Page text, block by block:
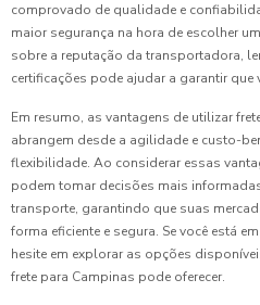
comprovado de qualidade e
maior segurança na hora de escolher
sobre a reputação da transportadora,
certificações pode ajudar a garantir que
Em resumo, as vantagens de utilizar
abrangem desde a agilidade e custo-
flexibilidade. Ao considerar essas
podem tomar decisões mais
transporte, garantindo que suas
forma eficiente e segura. Se você está
hesite em explorar as opções
frete para Campinas pode oferecer.